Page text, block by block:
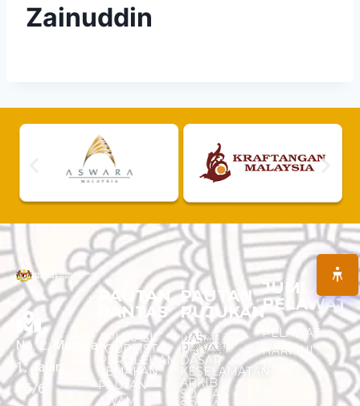
Zainuddin
No. 2, Menara
1, Jalan
P5/6,
PAUTAN
PANTAS
APLIKASI
TOURLIST
PEROLEHAN
SEMAKAN
PAUTAN
AWAM
PAUTAN
RUJUKAN
DASAR
PRIVASI
DASAR
KESELAMATAN
ARKIB
SOALAN -
JUMLAH
PELAWAT
PELAWAT
HARI INI :
10,400